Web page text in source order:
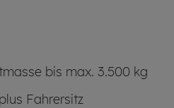
bis max. 3.500 kg
Fahrersitz